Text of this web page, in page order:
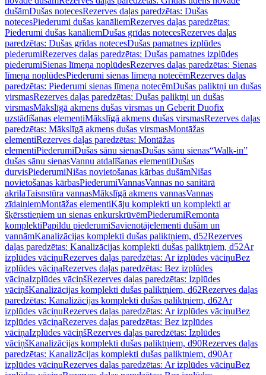
dušāmDušas notecesRezerves daļas paredzētas: Dušas
notecesPiederumi dušas kanāliemRezerves daļas paredzētas:
Piederumi dušas kanāliemDušas grīdas notecesRezerves daļas
paredzētas: Dušas grīdas notecesDušas pamatnes izplūdes
piederumiRezerves daļas paredzētas: Dušas pamatnes izplūdes
piederumiSienas līmeņa noplūdesRezerves daļas paredzētas: Sienas
līmeņa noplūdesPiederumi sienas līmeņa notecēmRezerves daļas
paredzētas: Piederumi sienas līmeņa notecēmDušas paliktņi un dušas
virsmasRezerves daļas paredzētas: Dušas paliktņi un dušas
virsmasMākslīgā akmens dušas virsmas un Geberit Duofix
uzstādīšanas elementiMākslīgā akmens dušas virsmasRezerves daļas
paredzētas: Mākslīgā akmens dušas virsmasMontāžas
elementiRezerves daļas paredzētas: Montāžas
elementiPiederumiDušas sānu sienasDušas sānu sienas“Walk-in”
dušas sānu sienasVannu atdalīšanas elementiDušas
durvisPiederumiNišas novietošanas kārbas dušāmNišas
novietošanas kārbasPiederumiVannasVannas no sanitārā
akrilaTaisnstūra vannasMākslīgā akmens vannasVannas
zīdaiņiemMontāžas elementiKāju komplekti un komplekti ar
šķērsstieņiem un sienas enkurskrūvēmPiederumiRemonta
komplektiPapildu piederumiSavienotājelementi dušām un
vannāmKanalizācijas komplekti dušas paliktņiem, d52Rezerves
daļas paredzētas: Kanalizācijas komplekti dušas paliktņiem, d52Ar
izplūdes vāciņuRezerves daļas paredzētas: Ar izplūdes vāciņuBez
izplūdes vāciņaRezerves daļas paredzētas: Bez izplūdes
vāciņaIzplūdes vāciņšRezerves daļas paredzētas: Izplūdes
vāciņšKanalizācijas komplekti dušas paliktņiem, d62Rezerves daļas
paredzētas: Kanalizācijas komplekti dušas paliktņiem, d62Ar
izplūdes vāciņuRezerves daļas paredzētas: Ar izplūdes vāciņuBez
izplūdes vāciņaRezerves daļas paredzētas: Bez izplūdes
vāciņaIzplūdes vāciņšRezerves daļas paredzētas: Izplūdes
vāciņšKanalizācijas komplekti dušas paliktņiem, d90Rezerves daļas
paredzētas: Kanalizācijas komplekti dušas paliktņiem, d90Ar
izplūdes vāciņuRezerves daļas paredzētas: Ar izplūdes vāciņuBez